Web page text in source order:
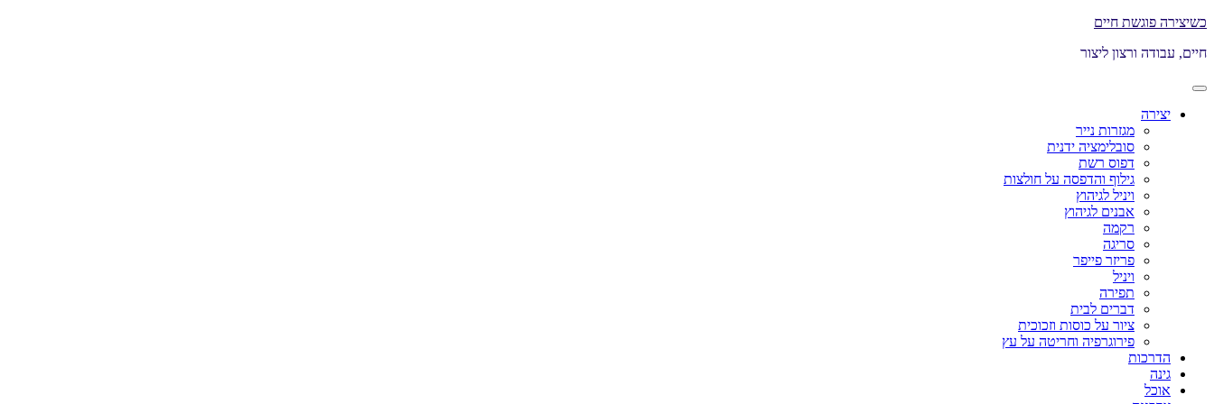
דלג
כשיצירה פוגשת חיים
חיים, עבודה ורצון ליצור
תפריט
יצירה
מגזרות נייר
סובלימציה ידנית
דפוס רשת
גילוף והדפסה על חולצות
ויניל לגיהוץ
אבנים לגיהוץ
רקמה
סריגה
פריזר פייפר
ויניל
תפירה
דברים לבית
ציור על כוסות וזכוכית
פירוגרפיה וחריטה על עץ
הדרכות
גינה
אוכל